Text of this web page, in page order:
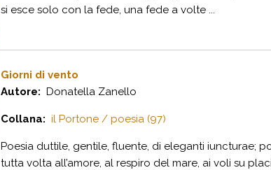
si esce solo con la fede, una fede a volte ...
Giorni di vento
Autore: Donatella Zanello
Collana: il Portone / poesia (97)
Poesia duttile, gentile, fluente, di eleganti iuncturae;
tutta volta all’amore, al respiro del mare, ai voli su